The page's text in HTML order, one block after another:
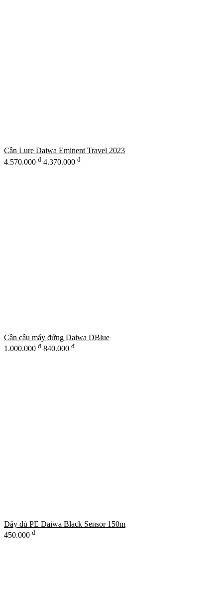
Cần Lure Daiwa Eminent Travel 2023
4.570.000 đ 4.370.000 đ
Cần câu máy đứng Daiwa DBlue
1.000.000 đ 840.000 đ
Dây dù PE Daiwa Black Sensor 150m
450.000 đ